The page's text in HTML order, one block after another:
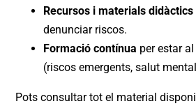
Recursos i materials didàctics
denunciar riscos.
Formació contínua per estar
(riscos emergents, salut
Pots consultar tot el material